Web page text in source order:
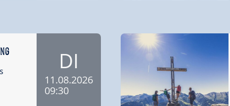
DI
11.08.2026
09:30